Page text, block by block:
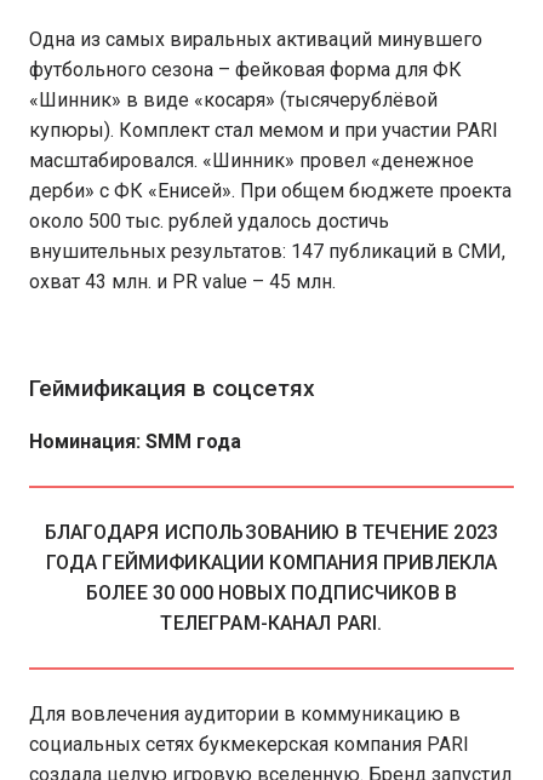
Одна из самых виральных активаций минувшего
футбольного сезона – фейковая форма для ФК
«Шинник» в виде «косаря» (тысячерублёвой
купюры). Комплект стал мемом и при участии PARI
масштабировался. «Шинник» провел «денежное
дерби» с ФК «Енисей». При общем бюджете проекта
около 500 тыс. рублей удалось достичь
внушительных результатов: 147 публикаций в СМИ,
охват 43 млн. и PR value – 45 млн.
Геймификация в соцсетях
Номинация: SMM года
БЛАГОДАРЯ ИСПОЛЬЗОВАНИЮ В ТЕЧЕНИЕ 2023
ГОДА ГЕЙМИФИКАЦИИ КОМПАНИЯ ПРИВЛЕКЛА
БОЛЕЕ 30 000 НОВЫХ ПОДПИСЧИКОВ В
ТЕЛЕГРАМ-КАНАЛ PARI.
Для вовлечения аудитории в коммуникацию в
социальных сетях букмекерская компания PARI
создала целую игровую вселенную. Бренд запустил